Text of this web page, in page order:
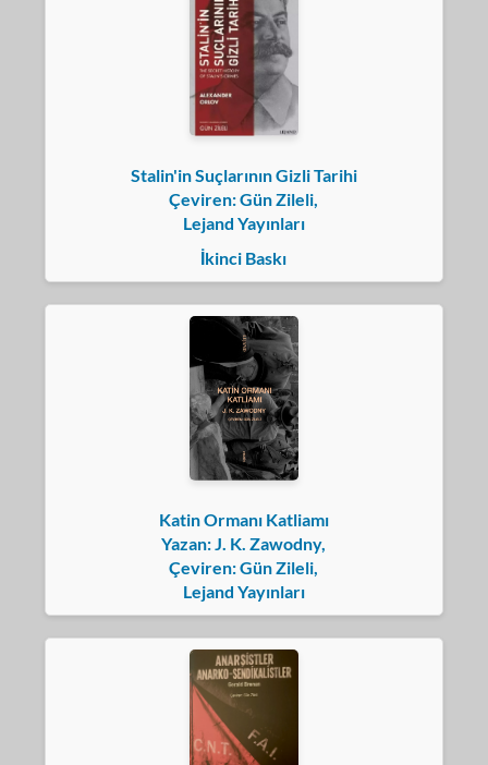
Stalin'in Suçlarının Gizli Tarihi
Çeviren: Gün Zileli,
Lejand Yayınları
İkinci Baskı
Katin Ormanı Katliamı
Yazan: J. K. Zawodny,
Çeviren: Gün Zileli,
Lejand Yayınları